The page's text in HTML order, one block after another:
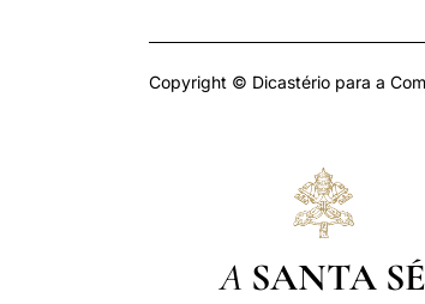
Copyright © Dicastério para a
A SANTA SÉ